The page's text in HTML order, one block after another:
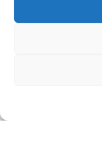
multe etnii, CELE MAI